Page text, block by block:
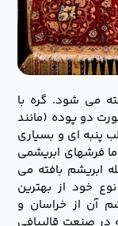
می شود. گره با
دو پوده (مانند
پنبه ای و بسیاری
فرشهای ابریشمی
ابریشم بافته می
خود از بهترین
آن از خراسان و
صنعت قالیبافی